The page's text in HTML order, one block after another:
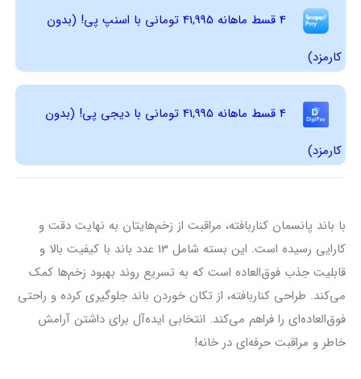
4 قسط ماهانه 41,995 تومانی با اسنپ ‌پی! (بدون
کارمزد)
4 قسط ماهانه 41,995 تومانی با دیجی ‌پی! (بدون
کارمزد)
با باند پانسمان کناربافته، مراقبت از زخم‌هایتان به نهایت دقت و
کارایی رسیده است. این بسته شامل 13 عدد باند با کیفیت بالا و
قابلیت جذب فوق‌العاده است که به تسریع روند بهبود زخم‌ها کمک
می‌کند. طراحی کناربافته، از تکان خوردن باند جلوگیری کرده و راحتی
فوق‌العاده‌ای را فراهم می‌کند. انتخابی ایده‌آل برای داشتن آرامش
خاطر و مراقبت حرفه‌ای در خانه!